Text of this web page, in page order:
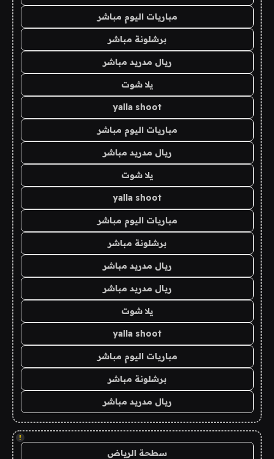
مباريات اليوم مباشر
برشلونة مباشر
ريال مدريد مباشر
يلا شوت
yalla shoot
مباريات اليوم مباشر
ريال مدريد مباشر
يلا شوت
yalla shoot
مباريات اليوم مباشر
برشلونة مباشر
ريال مدريد مباشر
ريال مدريد مباشر
يلا شوت
yalla shoot
مباريات اليوم مباشر
برشلونة مباشر
ريال مدريد مباشر
!
سطحة الرياض